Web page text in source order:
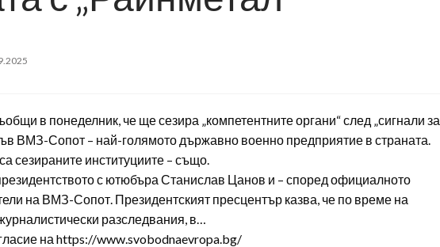
в понеделник, че ще сезира „компетентните органи“ след „сигнали за
ВМЗ-Сопот – най-голямото държавно военно предприятие в страната.
сезираните институциите – също.
с ютюбъра Станислав Цанов и – според официалното
на ВМЗ-Сопот. Президентският пресцентър казва, че по време на
разследвания, в…
на https://www.svobodnaevropa.bg/